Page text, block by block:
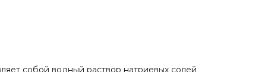
собой водный раствор натриевых солей